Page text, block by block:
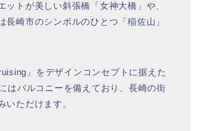
トが美しい斜張橋「女神大橋」や、
崎市のシンボルのひとつ「稲佐山」
」をデザインコンセプトに据えた
はバルコニーを備えており、長崎の街
ただけます。